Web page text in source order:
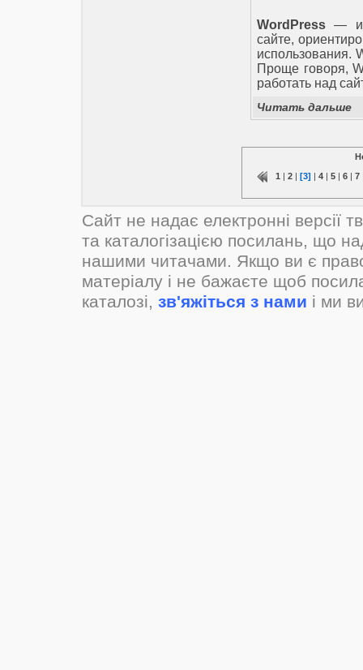
WordPress —
сайте,
использования.
Проще говоря,
работать над
Читать дальше
1 | 2 | [3] | 4 | 5 | 6 | 7
Сайт не надає електронні версії
та каталогізацією посилань, що
нашими читачами. Якщо ви є
матеріалу і не бажаєте щоб
каталозі, зв'яжіться з нами і ми